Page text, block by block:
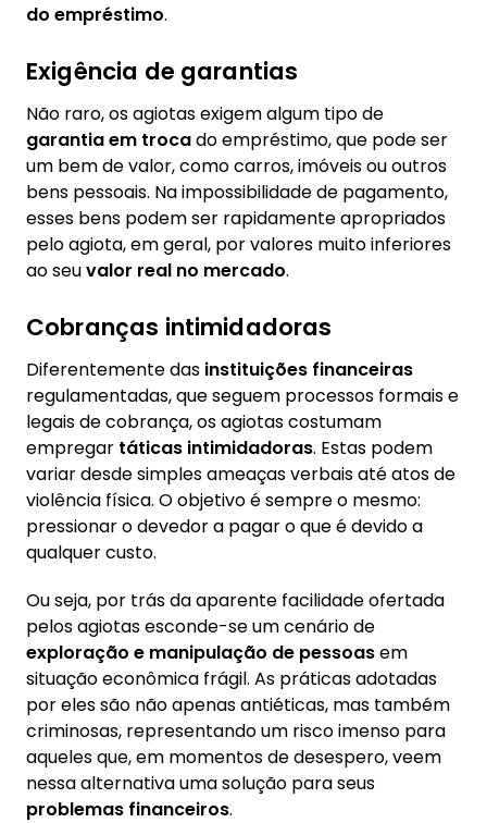
do empréstimo.
Exigência de garantias
Não raro, os agiotas exigem algum tipo de
garantia em trocado empréstimo, que pode ser
um bem de valor, como carros, imóveis ou outros
bens pessoais. Na impossibilidade de pagamento,
esses bens podem ser rapidamente apropriados
pelo agiota, em geral, por valores muito inferiores
ao seuvalor real no mercado.
Cobranças intimidadoras
Diferentemente das instituições financeiras
regulamentadas, que seguem processos formais e
legais de cobrança, os agiotas costumam
empregar táticas intimidadoras. Estas podem
variar desde simples ameaças verbais até atos de
violência física. O objetivo é sempre o mesmo:
pressionar o devedor a pagar o que é devido a
qualquer custo.
Ou seja, por trás da aparente facilidade ofertada
pelos agiotas esconde-se um cenário de
exploração e manipulação de pessoasem
situação econômica frágil. As práticas adotadas
por eles são não apenas antiéticas, mas também
criminosas, representando um risco imenso para
aqueles que, em momentos de desespero, veem
nessa alternativa uma solução para seus
problemas financeiros.